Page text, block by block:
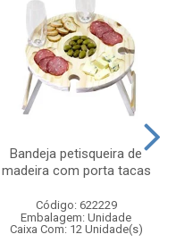
Bandeja petisqueira de
madeira com porta tacas
Código: 622229
Embalagem: Unidade
Caixa Com: 12 Unidade(s)